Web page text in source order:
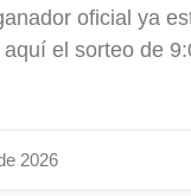
oficial ya
el sorteo de
2026